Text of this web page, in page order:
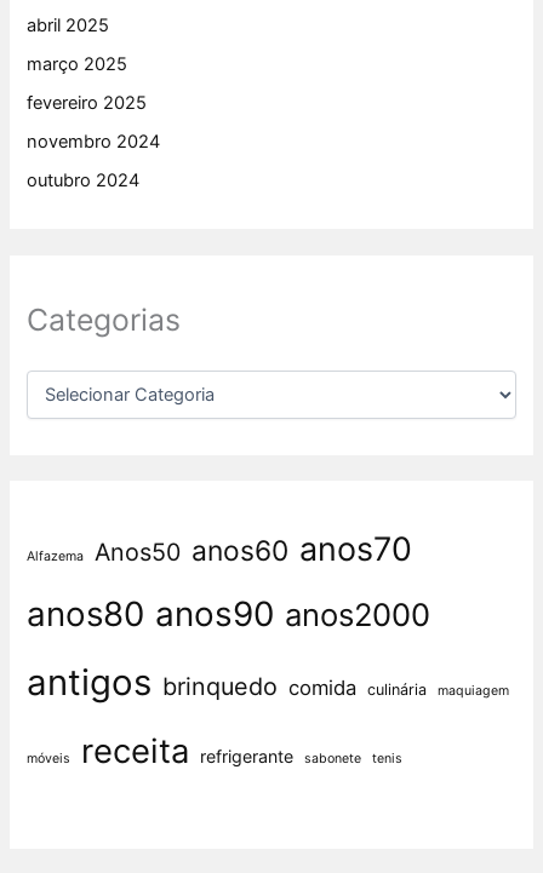
abril 2025
março 2025
fevereiro 2025
novembro 2024
outubro 2024
Categorias
Alfazema Anos50 anos60 anos70
anos80 anos90 anos2000
antigos brinquedo comida culinária maquiagem
móveis receita refrigerante sabonete tenis